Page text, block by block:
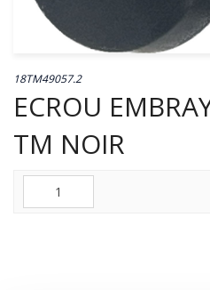
18TM49057.2
ECROU
TM NOIR
Quantité